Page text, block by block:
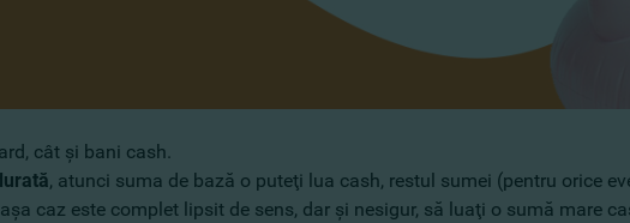
cât şi bani cash.
, atunci suma de bază o puteţi lua cash, restul sumei (pentru orice
caz este complet lipsit de sens, dar şi nesigur, să luaţi o sumă mare